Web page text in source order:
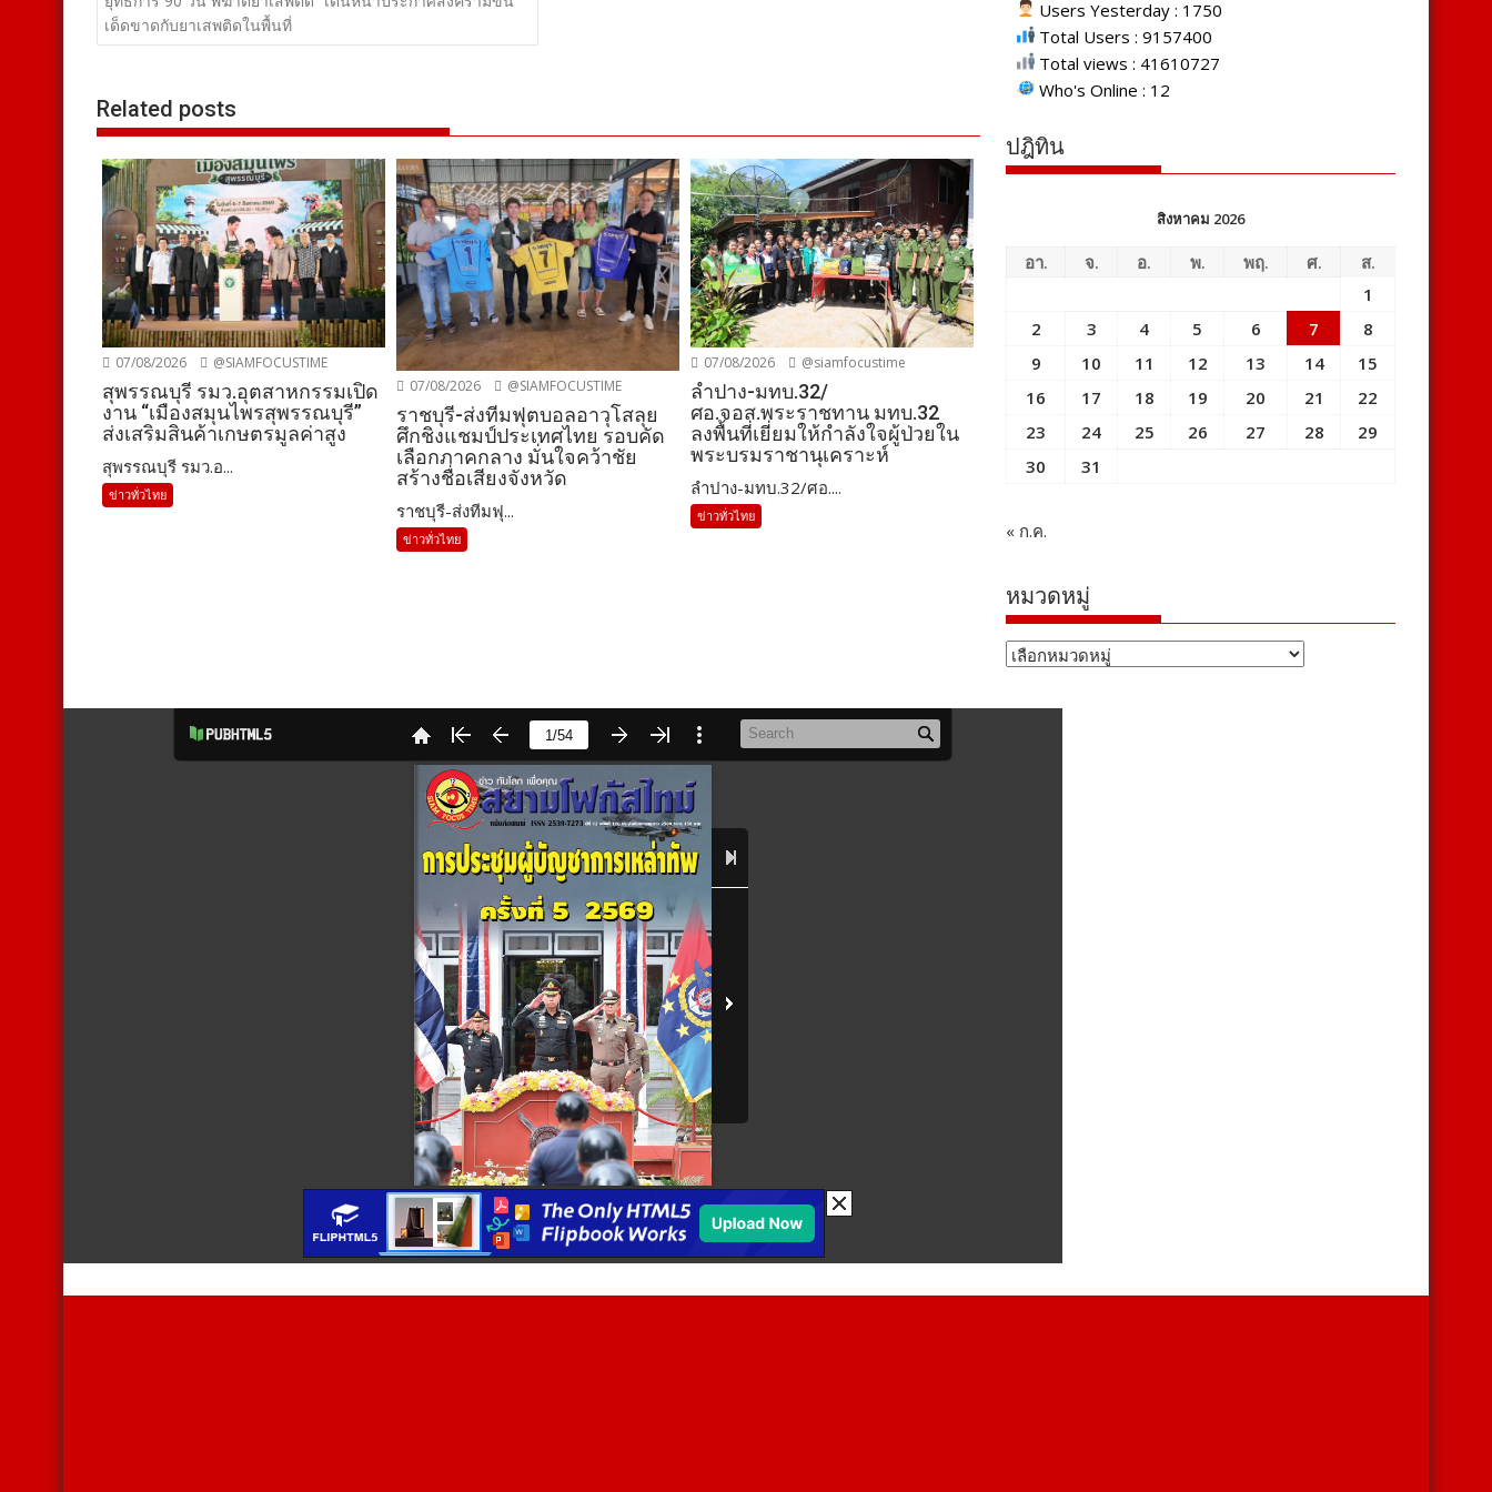
เรื่อง
เด็ดขาดกับยาเสพติดในพื้นที่
Related posts
07/08/2026 @SIAMFOCUSTIME
สุพรรณบุรี รมว.อุตสาหกรรมเปิด
งาน “เมืองสมุนไพรสุพรรณบุรี”
ส่งเสริมสินค้าเกษตรมูลค่าสูง
สุพรรณบุรี รมว.อ...
ข่าวทั่วไทย
07/08/2026 @SIAMFOCUSTIME
ราชบุรี-ส่งทีมฟุตบอลอาวุโสลุย
ศึกชิงแชมป์ประเทศไทย รอบคัด
เลือกภาคกลาง มั่นใจคว้าชัย
สร้างชื่อเสียงจังหวัด
ราชบุรี-ส่งทีมฟุ...
ข่าวทั่วไทย
07/08/2026 @siamfocustime
ลำปาง-มทบ.32/
ศอ.จอส.พระราชทาน มทบ.32
ลงพื้นที่เยี่ยมให้กำลังใจผู้ป่วยใน
พระบรมราชานุเคราะห์
ลำปาง-มทบ.32/ศอ....
ข่าวทั่วไทย
Users Yesterday : 1750
Total Users : 9157400
Total views : 41610727
Who's Online : 12
ปฎิทิน
สิงหาคม 2026
อา. จ. อ. พ. พฤ. ศ.
ส.
1
2
3 4 5 6 7
8
9
10 11 12 13 14
15
16
17 18 19 20 21
22
23
24 25 26 27 28
29
30
31
« ก.ค.
หมวดหมู่
หมวด